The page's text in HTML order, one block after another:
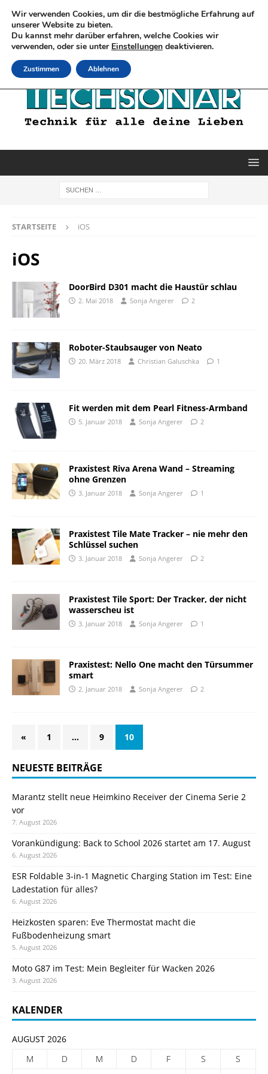
STARTSEITE iOS
iOS
DoorBird D301 macht die Haustür schlau
2. Mai 2018 Sonja Angerer 2
Roboter-Staubsauger von Neato
20. März 2018 Christian Galuschka 1
Fit werden mit dem Pearl Fitness-Armband
5. Januar 2018 Sonja Angerer 2
Praxistest Riva Arena Wand – Streaming
ohne Grenzen
3. Januar 2018 Sonja Angerer 1
Praxistest Tile Mate Tracker – nie mehr den
Schlüssel suchen
3. Januar 2018 Sonja Angerer 2
Praxistest Tile Sport: Der Tracker, der nicht
wasserscheu ist
3. Januar 2018 Sonja Angerer 1
Praxistest: Nello One macht den Türsummer
smart
2. Januar 2018 Sonja Angerer 2
« 1 … 9 10
NEUESTE BEITRÄGE
Marantz stellt neue Heimkino Receiver der Cinema Serie 2
vor
7. August 2026
Vorankündigung: Back to School 2026 startet am 17. August
6. August 2026
ESR Foldable 3-in-1 Magnetic Charging Station im Test: Eine
Ladestation für alles?
6. August 2026
Heizkosten sparen: Eve Thermostat macht die
Fußbodenheizung smart
5. August 2026
Moto G87 im Test: Mein Begleiter für Wacken 2026
3. August 2026
KALENDER
AUGUST 2026
M
D M D F S
S
Wir verwenden Cookies, um dir die bestmögliche Erfahrung auf
unserer Website zu bieten.
Du kannst mehr darüber erfahren, welche Cookies wir
verwenden, oder sie unter Einstellungen deaktivieren.
Zustimmen Ablehnen